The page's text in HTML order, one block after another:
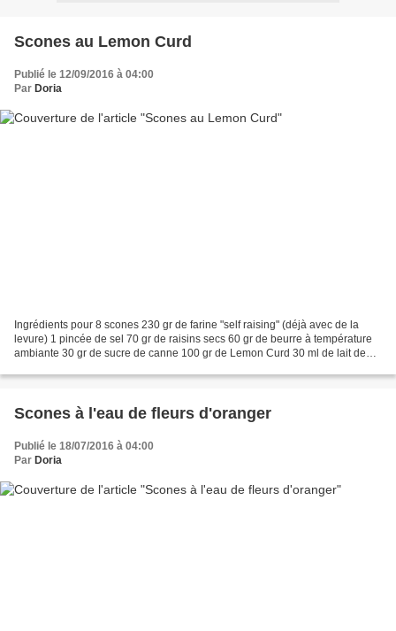
Scones au Lemon Curd
Publié le 12/09/2016 à 04:00
Par Doria
Ingrédients pour 8 scones 230 gr de farine "self raising" (déjà avec de la
levure) 1 pincée de sel 70 gr de raisins secs 60 gr de beurre à température
ambiante 30 gr de sucre de canne 100 gr de Lemon Curd 30 ml de lait de
Scones à l'eau de fleurs d'oranger
Publié le 18/07/2016 à 04:00
Par Doria